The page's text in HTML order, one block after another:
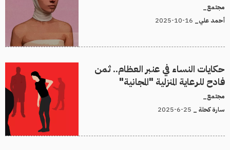
مجتمع_
أحمد علي_
حكايات النساء في عنبر العظام.. ثمن
فادح للرعاية المنزلية "المجانية"
مجتمع_
سارة كحلة _